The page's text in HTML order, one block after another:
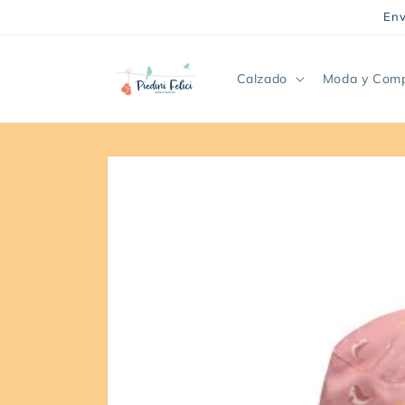
Calzado Moda y
directamente